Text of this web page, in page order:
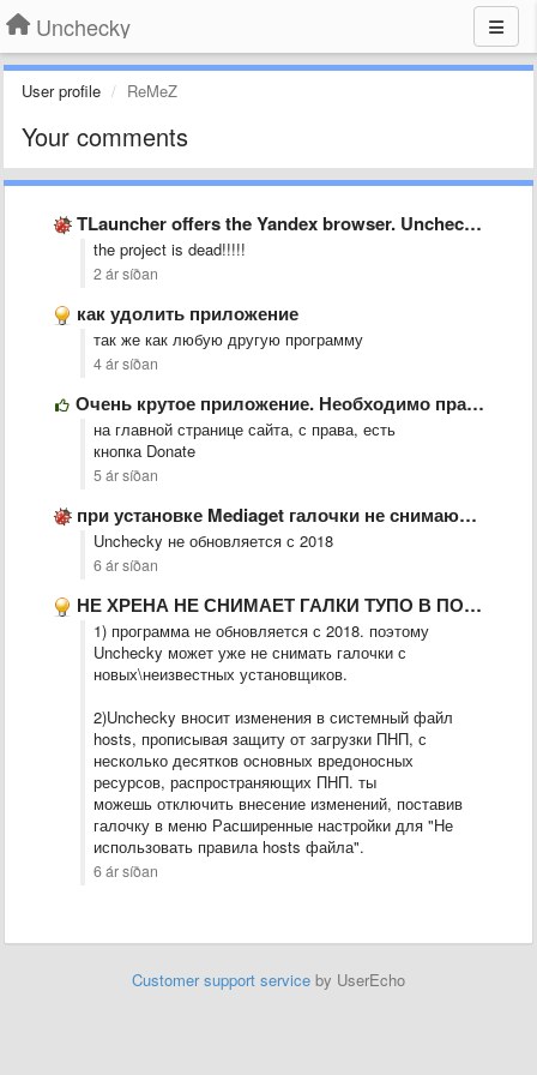
Unchecky
User profile ReMeZ
Your comments
TLauncher offers the Yandex browser. Unchecky doesn&#x27;t remove the checkmark.
the project is dead!!!!!
2 ár síðan
как удолить приложение
так же как любую другую программу
4 ár síðan
Очень крутое приложение. Необходимо практически на каждом пк. Но к …
на главной странице сайта, с права, есть
кнопка Donate
5 ár síðan
при установке Mediaget галочки не снимаются
Unchecky не обновляется с 2018
6 ár síðan
НЕ ХРЕНА НЕ СНИМАЕТ ГАЛКИ ТУПО В ПОРАЖНЯКА ВИСИТ В …
1) программа не обновляется с 2018. поэтому
Unchecky может уже не снимать галочки с
новых\неизвестных установщиков.
2)Unchecky вносит изменения в системный файл
hosts, прописывая защиту от загрузки ПНП, с
несколько десятков основных вредоносных
ресурсов, распространяющих ПНП. ты
можешь отключить внесение изменений, поставив
галочку в меню Расширенные настройки для "Не
использовать правила hosts файла".
6 ár síðan
Customer support service by UserEcho